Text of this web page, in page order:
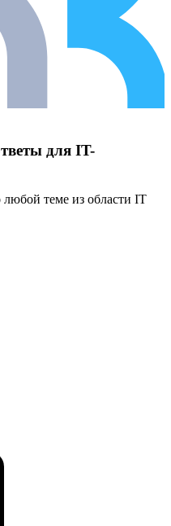
для IT-
теме из области IT